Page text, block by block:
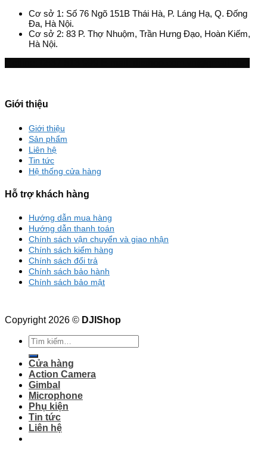
Cơ sở 1: Số 76 Ngõ 151B Thái Hà, P. Láng Hạ, Q. Đống
Đa, Hà Nội.
Cơ sở 2: 83 P. Thợ Nhuộm, Trần Hưng Đạo, Hoàn Kiếm,
Hà Nội.
Giới thiệu
Giới thiệu
Sản phẩm
Liên hệ
Tin tức
Hệ thống cửa hàng
Hỗ trợ khách hàng
Hướng dẫn mua hàng
Hướng dẫn thanh toán
Chính sách vận chuyển và giao nhận
Chính sách kiểm hàng
Chính sách đổi trả
Chính sách bảo hành
Chính sách bảo mật
Copyright 2026 © DJIShop
Tìm
kiếm:
Cửa hàng
Action Camera
Gimbal
Microphone
Phụ kiện
Tin tức
Liên hệ